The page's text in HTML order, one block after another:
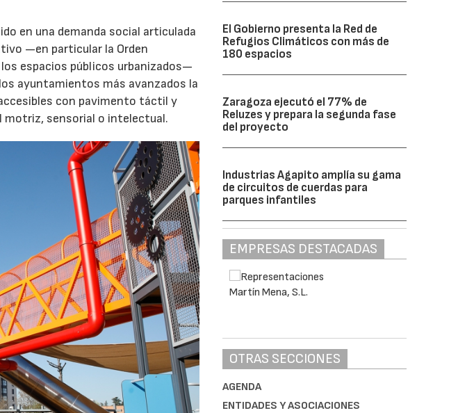
en una demanda social articulada
—en particular la Orden
espacios públicos urbanizados—
ayuntamientos más avanzados la
con pavimento táctil y
motriz, sensorial o intelectual.
El Gobierno presenta la Red de
Refugios Climáticos con más de
180 espacios
Zaragoza ejecutó el 77% de
Reluzes y prepara la segunda fase
del proyecto
Industrias Agapito amplía su gama
de circuitos de cuerdas para
parques infantiles
EMPRESAS DESTACADAS
OTRAS SECCIONES
AGENDA
ENTIDADES Y ASOCIACIONES